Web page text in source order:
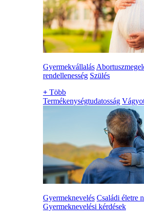
Gyermekvállalás
rendellenesség Szülés
+ Több
Termékenységtudatosság
Gyermeknevelés Családi életre
Gyermeknevelési kérdések